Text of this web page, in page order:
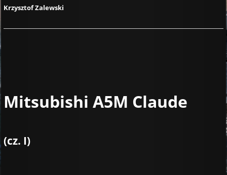
Krzysztof Zalewski
Mitsubishi A5M Claude
(cz. I)